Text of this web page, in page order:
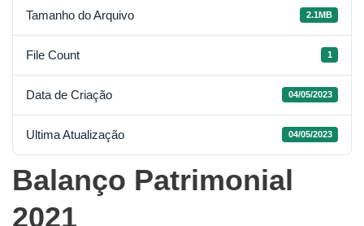
Tamanho do Arquivo 2.1MB
File Count 1
Data de Criação 04/05/2023
Ultima Atualização 04/05/2023
Balanço Patrimonial
2021